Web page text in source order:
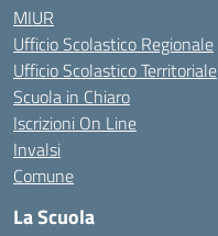
MIUR
Ufficio Scolastico Regionale
Ufficio Scolastico Territoriale
Scuola in Chiaro
Iscrizioni On Line
Invalsi
Comune
La Scuola